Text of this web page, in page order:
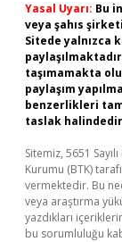
Yasal Uyarı: Bu
veya şahıs
Sitede yalnızca
taşımamakta
paylaşım
benzerlikleri
taslak
Sitemiz, 5651
Kurumu (BTK)
vermektedir. Bu
veya araştırma
yazdıkları
bu sorumluluğu